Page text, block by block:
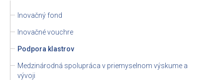
Inovačný fond
Inovačné vouchre
Podpora klastrov
Medzinárodná spolupráca v priemyselnom výskume a
vývoji